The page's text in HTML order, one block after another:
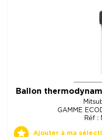
Ballon
GAMME
Réf :
Ajouter à ma